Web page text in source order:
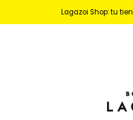
Lagazoi Shop: tu